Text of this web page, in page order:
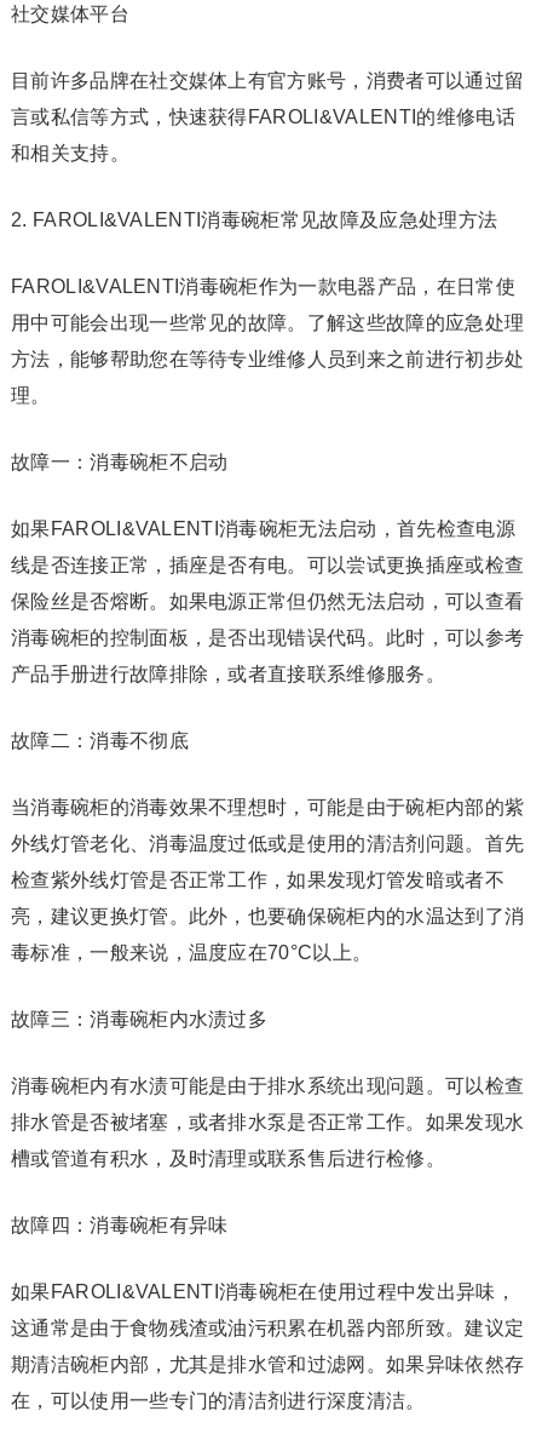
社交媒体平台
目前许多品牌在社交媒体上有官方账号，消费者可以通过留
言或私信等方式，快速获得FAROLI&VALENTI的维修电话
和相关支持。
2. FAROLI&VALENTI消毒碗柜常见故障及应急处理方法
FAROLI&VALENTI消毒碗柜作为一款电器产品，在日常使
用中可能会出现一些常见的故障。了解这些故障的应急处理
方法，能够帮助您在等待专业维修人员到来之前进行初步处
理。
故障一：消毒碗柜不启动
如果FAROLI&VALENTI消毒碗柜无法启动，首先检查电源
线是否连接正常，插座是否有电。可以尝试更换插座或检查
保险丝是否熔断。如果电源正常但仍然无法启动，可以查看
消毒碗柜的控制面板，是否出现错误代码。此时，可以参考
产品手册进行故障排除，或者直接联系维修服务。
故障二：消毒不彻底
当消毒碗柜的消毒效果不理想时，可能是由于碗柜内部的紫
外线灯管老化、消毒温度过低或是使用的清洁剂问题。首先
检查紫外线灯管是否正常工作，如果发现灯管发暗或者不
亮，建议更换灯管。此外，也要确保碗柜内的水温达到了消
毒标准，一般来说，温度应在70°C以上。
故障三：消毒碗柜内水渍过多
消毒碗柜内有水渍可能是由于排水系统出现问题。可以检查
排水管是否被堵塞，或者排水泵是否正常工作。如果发现水
槽或管道有积水，及时清理或联系售后进行检修。
故障四：消毒碗柜有异味
如果FAROLI&VALENTI消毒碗柜在使用过程中发出异味，
这通常是由于食物残渣或油污积累在机器内部所致。建议定
期清洁碗柜内部，尤其是排水管和过滤网。如果异味依然存
在，可以使用一些专门的清洁剂进行深度清洁。